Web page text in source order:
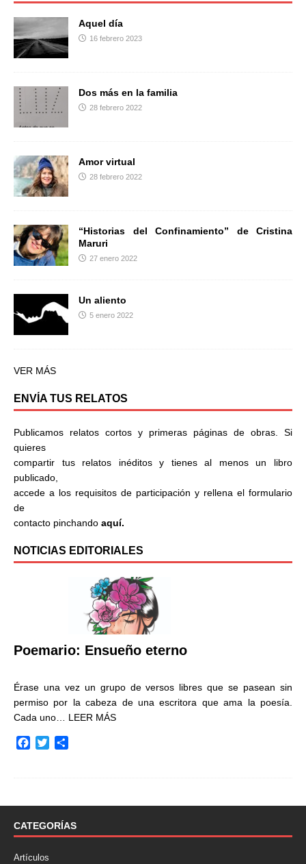
o
o
k
e
r
r
Aquel día
16 febrero 2023
Dos más en la familia
28 febrero 2022
Amor virtual
28 febrero 2022
“Historias del Confinamiento” de Cristina
Maruri
27 enero 2022
Un aliento
5 enero 2022
VER MÁS
ENVÍA TUS RELATOS
Publicamos relatos cortos y primeras páginas de obras. Si
quieres
compartir tus relatos inéditos y tienes al menos un libro
publicado,
accede a los requisitos de participación y rellena el formulario
de
contacto pinchando aquí.
NOTICIAS EDITORIALES
Poemario: Ensueño eterno
Érase una vez un grupo de versos libres que se pasean sin
permiso por la cabeza de una escritora que ama la poesía.
Cada uno… LEER MÁS
o
k
r
t
i
CATEGORÍAS
Artículos